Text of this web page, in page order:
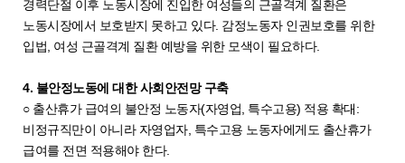
경력단절 이후 노동시장에 진입한 여성들의 근골격계 질환은
노동시장에서 보호받지 못하고 있다. 감정노동자 인권보호를 위한
입법, 여성 근골격계 질환 예방을 위한 모색이 필요하다.
4. 불안정노동에 대한 사회안전망 구축
○ 출산휴가 급여의 불안정 노동자(자영업, 특수고용) 적용 확대:
비정규직만이 아니라 자영업자, 특수고용 노동자에게도 출산휴가
급여를 전면 적용해야 한다.